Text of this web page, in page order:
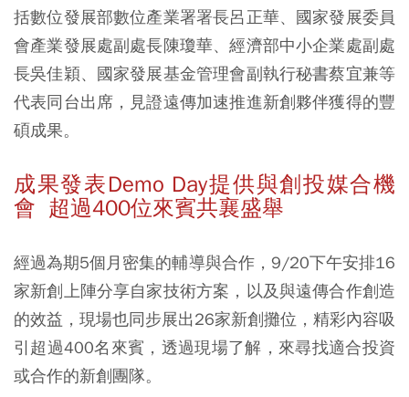
括數位發展部數位產業署署長呂正華、國家發展委員
會產業發展處副處長陳瓊華、經濟部中小企業處副處
長吳佳穎、國家發展基金管理會副執行秘書蔡宜兼等
代表同台出席，見證遠傳加速推進新創夥伴獲得的豐
碩成果。
成果發表Demo Day提供與創投媒合機
會 超過400位來賓共襄盛舉
經過為期5個月密集的輔導與合作，9/20下午安排16
家新創上陣分享自家技術方案，以及與遠傳合作創造
的效益，現場也同步展出26家新創攤位，精彩內容吸
引超過400名來賓，透過現場了解，來尋找適合投資
或合作的新創團隊。